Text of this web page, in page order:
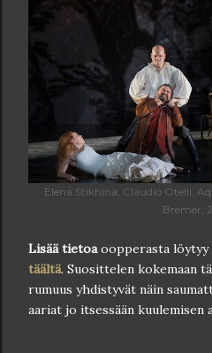
Elena Stikhina, Claudio Otelli,
Bremer,
Lisää tietoaoopperasta löytyy
täältä. Suosittelen kokemaan
rumuus yhdistyvät näin
aariat jo itsessään kuulemisen